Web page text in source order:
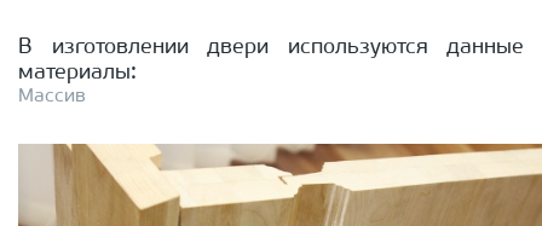
В изготовлении двери используются данные
материалы:
Массив